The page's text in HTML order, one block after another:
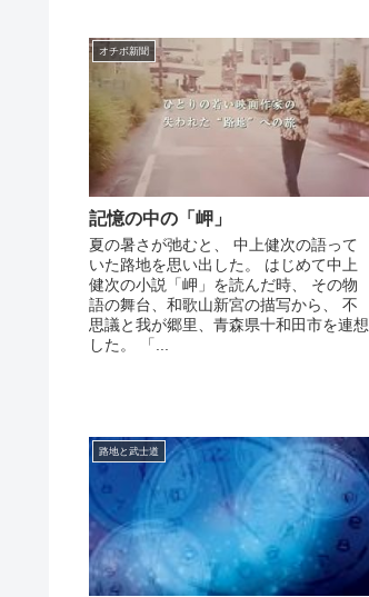
オチボ新聞
記憶の中の「岬」
夏の暑さが弛むと、 中上健次の語って
いた路地を思い出した。 はじめて中上
健次の小説「岬」を読んだ時、 その物
語の舞台、和歌山新宮の描写から、 不
思議と我が郷里、青森県十和田市を連想
した。 「...
路地と武士道